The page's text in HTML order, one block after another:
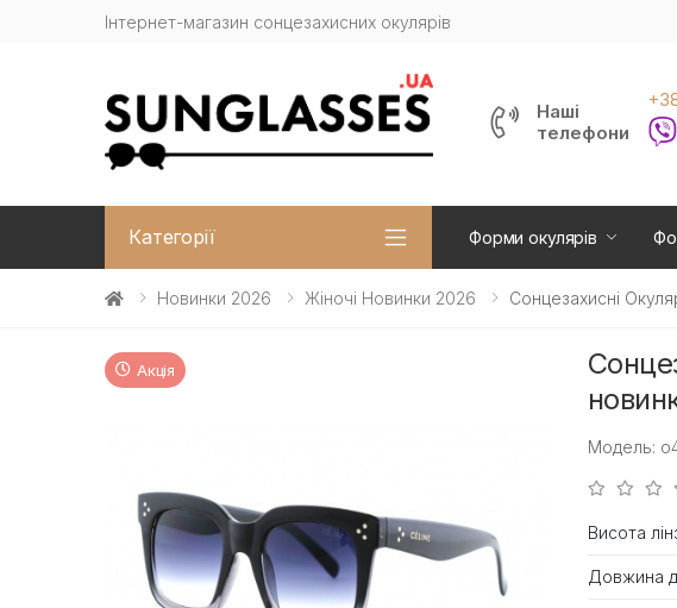
Інтернет-магазин сонцезахисних окулярів
Наші
телефони
Категорії Форми окулярів
Новинки 2026 Жіночі Новинки 2026 Сонцезахисні
Акція
Модель:
Висота
Довжина